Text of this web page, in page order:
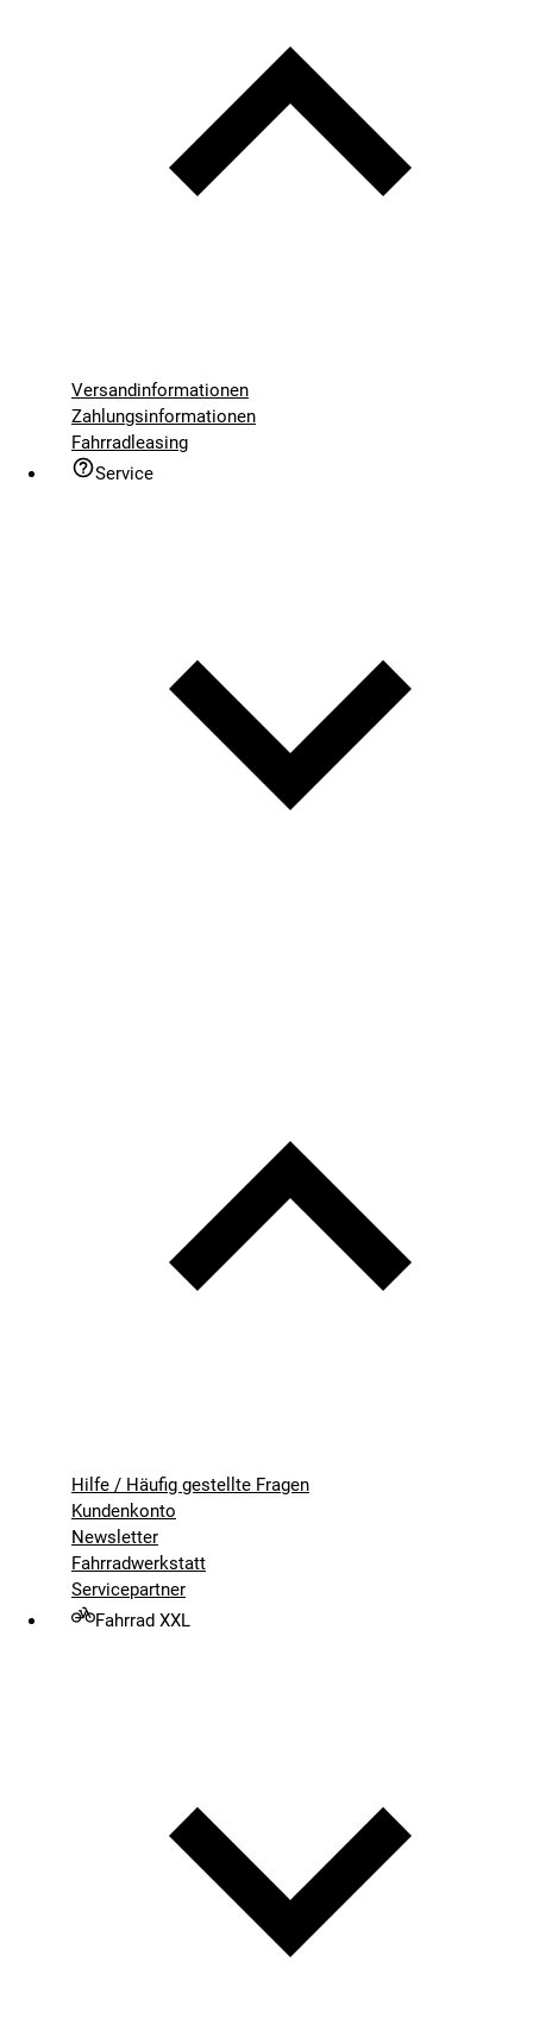
Versandinformationen
Zahlungsinformationen
Fahrradleasing
Service
Hilfe / Häufig gestellte Fragen
Kundenkonto
Newsletter
Fahrradwerkstatt
Servicepartner
Fahrrad XXL